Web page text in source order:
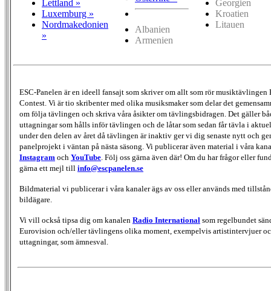
Lettland »
Luxemburg »
Nordmakedonien
»
Albanien
Armenien
Georgien
Kroatien
Litauen
ESC-Panelen är en ideell fansajt som skriver om allt som rör musiktävlingen
Contest. Vi är tio skribenter med olika musiksmaker som delar det
om följa tävlingen och skriva våra åsikter om tävlingsbidragen. Det gäller
uttagningar som hålls inför tävlingen och de låtar som sedan får tävla i
under den delen av året då tävlingen är inaktiv ger vi dig senaste nytt och
panelprojekt i väntan på nästa säsong. Vi publicerar även material i våra
Instagram och YouTube. Följ oss gärna även där! Om du har frågor eller
gärna ett mejl till info@escpanelen.se
Bildmaterial vi publicerar i våra kanaler ägs av oss eller används med
bildägare.
Vi vill också tipsa dig om kanalen Radio International som regelbundet
Eurovision och/eller tävlingens olika moment, exempelvis artistintervjuer
uttagningar, som ämnesval.